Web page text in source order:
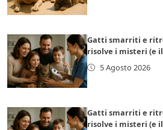
Gatti smarriti e
risolve i misteri (e
5 Agosto 2026
Gatti smarriti e
risolve i misteri (e